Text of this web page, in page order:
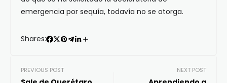
emergencia por sequía, todavía no se otorga.
Shares:
PREVIOUS POST NEXT POST